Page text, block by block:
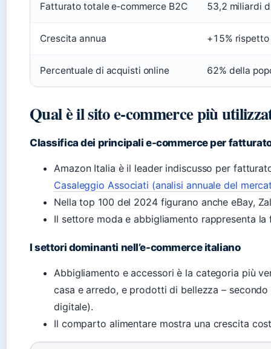
Fatturato totale e‑commerce B2C 53,2 miliardi
Crescita annua +15%
Percentuale di acquisti online 62% della
Qual è il sito e-commerce più
Classifica dei principali e-commerce per
Amazon Italia è il leader indiscusso per
Casaleggio Associati (analisi annuale del
Nella top 100 del 2024 figurano anche eBay,
Il settore moda e abbigliamento rappresenta
I settori dominanti nell’e-commerce italiano
Abbigliamento e accessori è la categoria più
casa e arredo, e prodotti di bellezza –
digitale).
Il comparto alimentare mostra una crescita